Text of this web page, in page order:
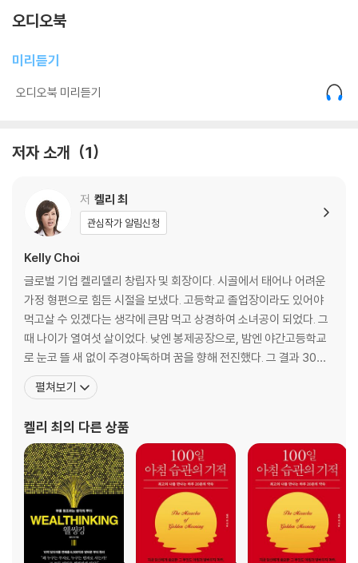
산출된 뿌리를 온전히 내 것으로 만들 수 있다면 포기할 수 없게 된다. 부를
부자가 되고 싶은 사람들에게 이 책이 인생의 지침서가 될 것이다. 바라던
“대신 돈은 오픈하고 벌어서 갚으세요.”
부자에 대한 르상티망이 있는가
당신은 이미 성공의 불씨를 얻었다
제2부 부를 창조하는 생각의 뿌리, 웰씽킹
부를 위한 초석, 생각의 뿌리 1
부를 위한 초석, 생각의 뿌리 3
웰씽킹의 정수는 시각화다
웰씽킹의 여섯 가지 시각화 방법
“그럼요, 아주 중요합니다!”
내가 만난 부자들은 확언의 대가였다
그러니 선언하고 또 선언하라
부모로서 떳떳한 마음을 갖고 싶은가
여성들을 위한 멘토가 되고 싶다
인생의 수레바퀴를 균형 있게 디자인하라
내가 센강에서 한번 죽었듯이
나는 그때 동행의 아름다움을 배웠다
에필로그
“공헌하는 자가 곧 웰씽커다!”
오디오북
미리듣기
오디오북 미리듣기
저자 소개 1
저 켈리 최
관심작가 알림신청
Kelly Choi
글로벌 기업 켈리델리 창립자 및 회장이다. 시골에서 태어나 어려운
가정 형편으로 힘든 시절을 보냈다. 고등학교 졸업장이라도 있어야
먹고살 수 있겠다는 생각에 큰맘 먹고 상경하여 소녀공이 되었다. 그
때 나이가 열여섯 살이었다. 낮엔 봉제공장으로, 밤엔 야간고등학교
로 눈코 뜰 새 없이 주경야독하며 꿈을 향해 전진했다. 그 결과 30대
에 성공 가도에 올랐으나 얼마 지나지 않아 남은 건 10억이라는 빚뿐
이었다. 죽을 만큼 열심히 살았지만 결과적으로 실패한 자신의 인생
상황 속에서도 큰 부를 이룬 부자들의 습관과 생각을 체득
펼쳐보기
켈리 최 의 다른 상품